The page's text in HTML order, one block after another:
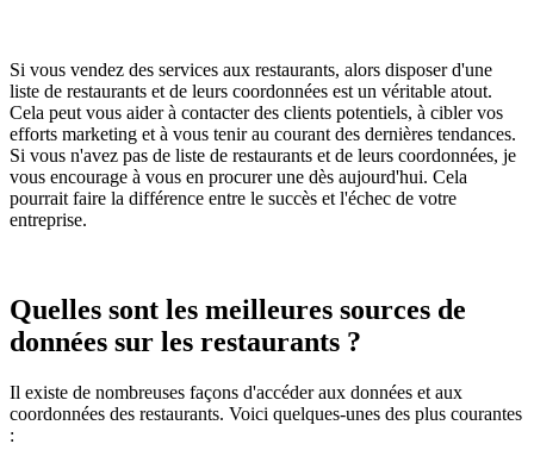
Si vous vendez des services aux restaurants, alors disposer d'une
liste de restaurants et de leurs coordonnées est un véritable atout.
Cela peut vous aider à contacter des clients potentiels, à cibler vos
efforts marketing et à vous tenir au courant des dernières tendances.
Si vous n'avez pas de liste de restaurants et de leurs coordonnées, je
vous encourage à vous en procurer une dès aujourd'hui. Cela
pourrait faire la différence entre le succès et l'échec de votre
entreprise.
Quelles sont les meilleures sources de
données sur les restaurants ?
Il existe de nombreuses façons d'accéder aux données et aux
coordonnées des restaurants. Voici quelques-unes des plus courantes
: